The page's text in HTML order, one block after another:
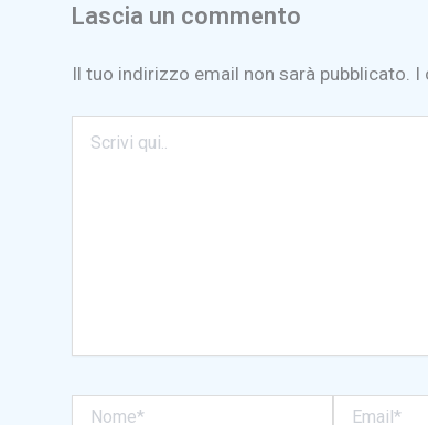
Lascia un commento
Il tuo indirizzo email non sarà pubblicato. I
qui..